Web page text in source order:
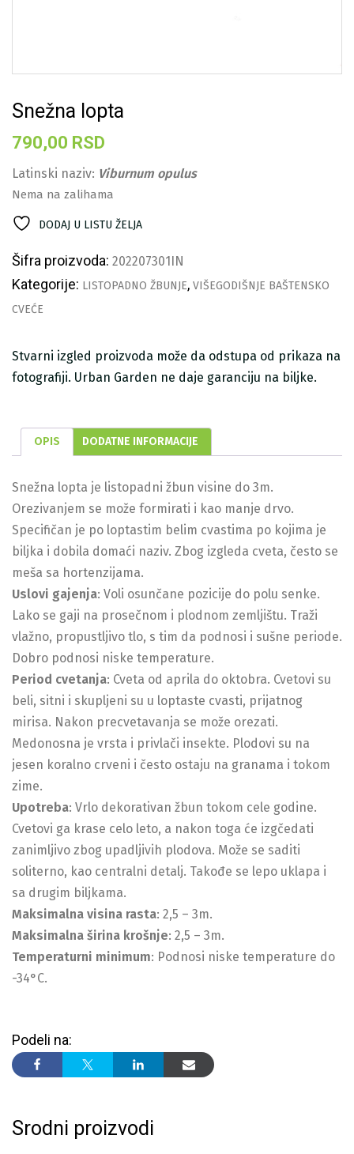
Snežna lopta
790,00 RSD
Latinski naziv: Viburnum opulus
Nema na zalihama
DODAJ U LISTU ŽELJA
Šifra proizvoda: 202207301IN
Kategorije: LISTOPADNO ŽBUNJE, VIŠEGODIŠNJE BAŠTENSKO
CVEĆE
Stvarni izgled proizvoda može da odstupa od prikaza na
fotografiji. Urban Garden ne daje garanciju na biljke.
OPIS DODATNE INFORMACIJE
Snežna lopta je listopadni žbun visine do 3m.
Orezivanjem se može formirati i kao manje drvo.
Specifičan je po loptastim belim cvastima po kojima je
biljka i dobila domaći naziv. Zbog izgleda cveta, često se
meša sa hortenzijama.
Uslovi gajenja: Voli osunčane pozicije do polu senke.
Lako se gaji na prosečnom i plodnom zemljištu. Traži
vlažno, propustljivo tlo, s tim da podnosi i sušne periode.
Dobro podnosi niske temperature.
Period cvetanja: Cveta od aprila do oktobra. Cvetovi su
beli, sitni i skupljeni su u loptaste cvasti, prijatnog
mirisa. Nakon precvetavanja se može orezati.
Medonosna je vrsta i privlači insekte. Plodovi su na
jesen koralno crveni i često ostaju na granama i tokom
zime.
Upotreba: Vrlo dekorativan žbun tokom cele godine.
Cvetovi ga krase celo leto, a nakon toga će izgčedati
zanimljivo zbog upadljivih plodova. Može se saditi
soliterno, kao centralni detalj. Takođe se lepo uklapa i
sa drugim biljkama.
Maksimalna visina rasta: 2,5 – 3m.
Maksimalna širina krošnje: 2,5 – 3m.
Temperaturni minimum: Podnosi niske temperature do
-34°C.
Podeli na:
Srodni proizvodi